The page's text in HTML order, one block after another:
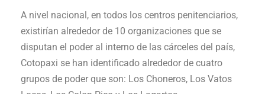
A nivel nacional, en todos los centros penitenciarios,
existirían alrededor de 10 organizaciones que se
disputan el poder al interno de las cárceles del país,
Cotopaxi se han identificado alrededor de cuatro
grupos de poder que son: Los Choneros, Los Vatos